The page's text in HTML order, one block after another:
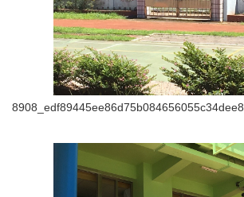
8908_edf89445ee86d75b084656055c34dee8